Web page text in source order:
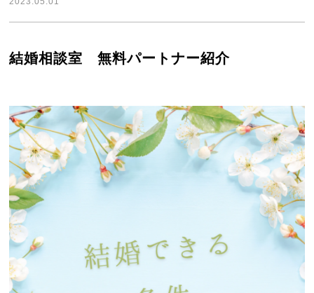
結婚相談室 無料パートナー紹介